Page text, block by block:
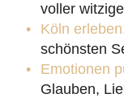
voller
Köln
schönsten
Emotionen
Glauben,